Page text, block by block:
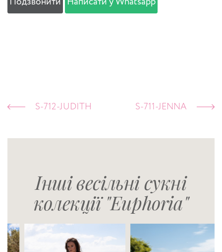
S-712-JUDITH S-711-JENNA
Інші весільні сукні
колекції "Euphoria"